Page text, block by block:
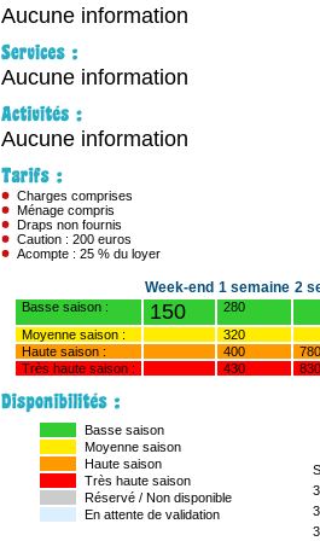
Aucune information
Aucune information
Aucune information
Charges comprises
Ménage compris
Draps non fournis
Caution : 200 euros
Acompte : 25 % du loyer
Week-end 1 semaine 2
Basse saison : 150
280
Moyenne saison :
320
Haute saison :
400
780
Très haute saison :
430 830
Basse saison
Moyenne saison
Haute saison
Très haute saison
Réservé / Non disponible
En attente de validation